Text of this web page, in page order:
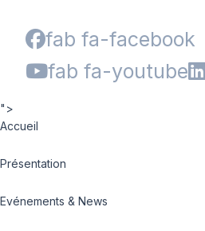
fab fa-facebook
fab fa-youtube
">
Accueil
Présentation
Evénements & News